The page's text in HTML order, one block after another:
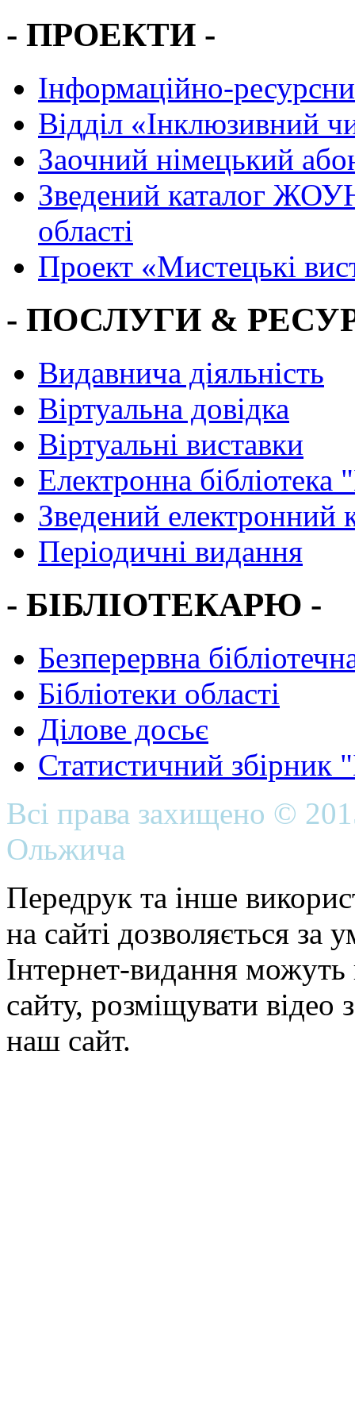
- ПРОЕКТИ -
Інформаційно-
Вiддiл «Інклюзивний
Заочний німецький
Зведений каталог
області
Проект «Мистецькі
- ПОСЛУГИ &
Видавнича діяльність
Віртуальна довідка
Віртуальні виставки
Електронна
Зведений електронний
Періодичні видання
- БІБЛІОТЕКАРЮ -
Безперервна
Бібліотеки області
Ділове досьє
Статистичний
Всі права захищено ©
Ольжича
Передрук та інше
на сайті дозволяється
Інтернет-видання можуть
сайту, розміщувати відео
наш сайт.